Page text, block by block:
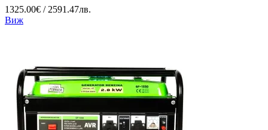
1325.00€ / 2591.47лв.
Виж